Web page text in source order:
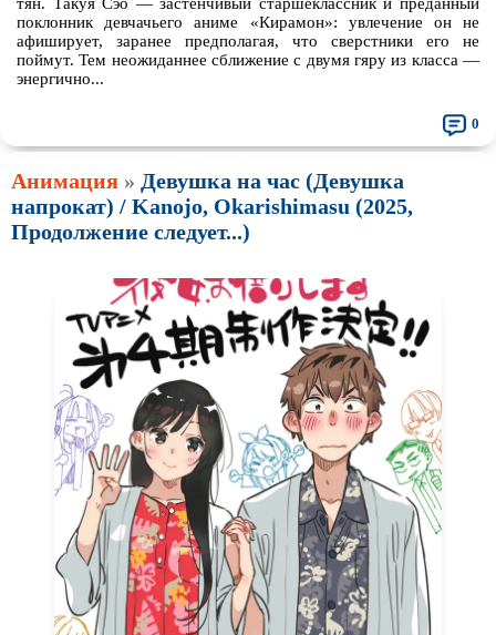
поклонник девчачьего аниме «Кирамон»: увлечение он не
афиширует, заранее предполагая, что сверстники его не
поймут. Тем неожиданнее сближение с двумя гяру из класса —
энергично...
0
Анимация » Девушка на час (Девушка
напрокат) / Kanojo, Okarishimasu (2025,
Продолжение следует...)